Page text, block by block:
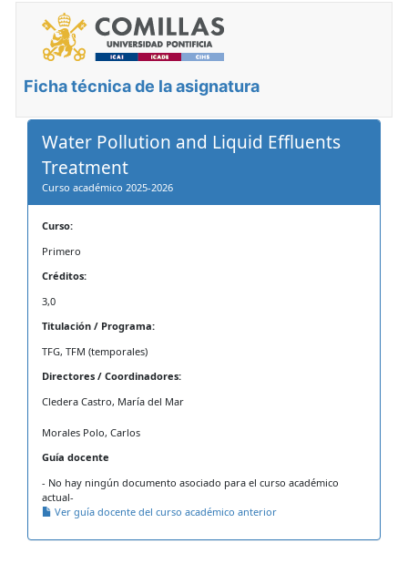
Ficha técnica de la asignatura
Water Pollution and Liquid Effluents
Treatment
Curso académico 2025-2026
Curso:
Primero
Créditos:
3,0
Titulación / Programa:
TFG, TFM (temporales)
Directores / Coordinadores:
Cledera Castro, María del Mar
Morales Polo, Carlos
Guía docente
- No hay ningún documento asociado para el curso académico
actual-
Ver guía docente del curso académico anterior